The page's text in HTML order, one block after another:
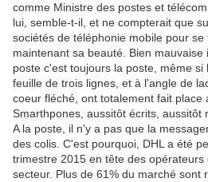
comme Ministre des postes et
lui, semble-t-il, et ne compterait que
sociétés de téléphonie mobile pour
maintenant sa beauté. Bien
poste c'est toujours la poste, même
feuille de trois lignes, et à l'angle de
coeur fléché, ont totalement fait place
Smarthpones, aussitôt écrits, aussitôt
A la poste, il n'y a pas que la
des colis. C'est pourquoi, DHL a été
trimestre 2015 en tête des opérateurs
secteur. Plus de 61% du marché sont